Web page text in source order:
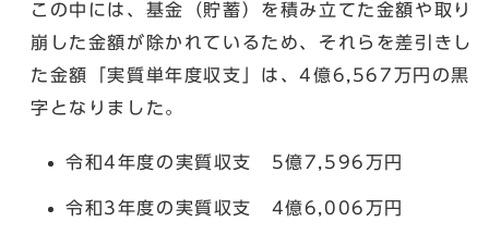
この中には、基金（貯蓄）を積み立てた金額や取り
崩した金額が除かれているため、それらを差引きし
た金額「実質単年度収支」は、4億6,567万円の黒
字となりました。
令和4年度の実質収支 5億7,596万円
令和3年度の実質収支 4億6,006万円